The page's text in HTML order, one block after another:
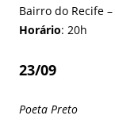
Bairro do Recife
Horário: 20h
23/09
Poeta Preto